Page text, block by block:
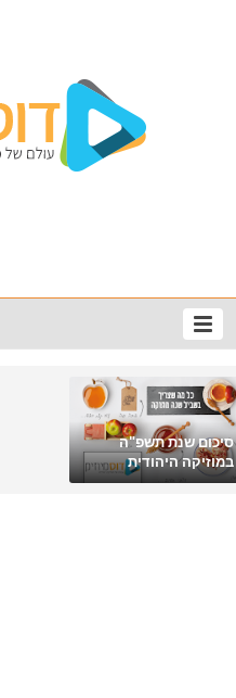
סיכום שנת תשפ"ה
במוזיקה היהודית